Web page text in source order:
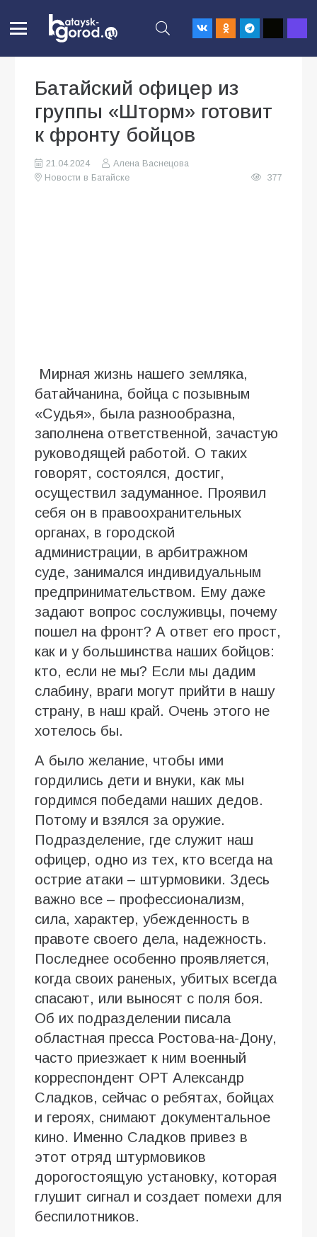
Батайский офицер из
группы «Шторм» готовит
к фронту бойцов
21.04.2024
Алена Васнецова
Новости в Батайске
377
Мирная жизнь нашего земляка,
батайчанина, бойца с позывным
«Судья», была разнообразна,
заполнена ответственной, зачастую
руководящей работой. О таких
говорят, состоялся, достиг,
осуществил задуманное. Проявил
себя он в правоохранительных
органах, в городской
администрации, в арбитражном
суде, занимался индивидуальным
предпринимательством. Ему даже
задают вопрос сослуживцы, почему
пошел на фронт? А ответ его прост,
как и у большинства наших бойцов:
кто, если не мы? Если мы дадим
слабину, враги могут прийти в нашу
страну, в наш край. Очень этого не
хотелось бы.
А было желание, чтобы ими
гордились дети и внуки, как мы
гордимся победами наших дедов.
Потому и взялся за оружие.
Подразделение, где служит наш
офицер, одно из тех, кто всегда на
острие атаки – штурмовики. Здесь
важно все – профессионализм,
сила, характер, убежденность в
правоте своего дела, надежность.
Последнее особенно проявляется,
когда своих раненых, убитых всегда
спасают, или выносят с поля боя.
Об их подразделении писала
областная пресса Ростова-на-Дону,
часто приезжает к ним военный
корреспондент ОРТ Александр
Сладков, сейчас о ребятах, бойцах
и героях, снимают документальное
кино. Именно Сладков привез в
этот отряд штурмовиков
дорогостоящую установку, которая
глушит сигнал и создает помехи для
беспилотников.